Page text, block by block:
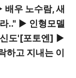
배우 노수람, 새
.." ▶ 인형모델
도'[포토엔] ▶
하고 지내는 이